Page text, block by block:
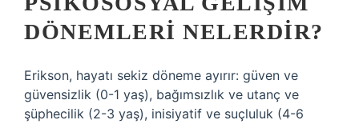
DÖNEMLERI NELERDIR?
Erikson, hayatı sekiz döneme ayırır: güven ve
güvensizlik (0-1 yaş), bağımsızlık ve utanç ve
şüphecilik (2-3 yaş), inisiyatif ve suçluluk (4-6